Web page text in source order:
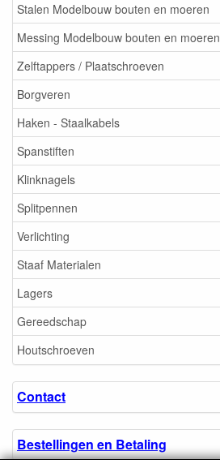
Stalen Modelbouw bouten en moeren
Messing Modelbouw bouten en moeren
Zelftappers / Plaatschroeven
Borgveren
Haken - Staalkabels
Spanstiften
Klinknagels
Splitpennen
Verlichting
Staaf Materialen
Lagers
Gereedschap
Houtschroeven
Contact
Bestellingen en Betaling